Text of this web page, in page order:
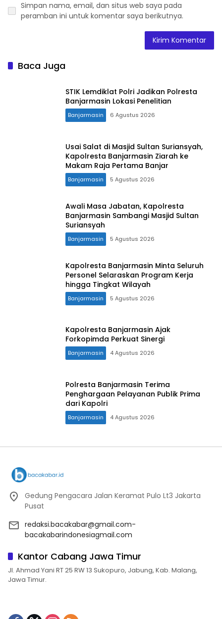
Simpan nama, email, dan situs web saya pada
peramban ini untuk komentar saya berikutnya.
Baca Juga
STIK Lemdiklat Polri Jadikan Polresta
Banjarmasin Lokasi Penelitian
Banjarmasin 6 Agustus 2026
Usai Salat di Masjid Sultan Suriansyah,
Kapolresta Banjarmasin Ziarah ke
Makam Raja Pertama Banjar
Banjarmasin 5 Agustus 2026
Awali Masa Jabatan, Kapolresta
Banjarmasin Sambangi Masjid Sultan
Suriansyah
Banjarmasin 5 Agustus 2026
Kapolresta Banjarmasin Minta Seluruh
Personel Selaraskan Program Kerja
hingga Tingkat Wilayah
Banjarmasin 5 Agustus 2026
Kapolresta Banjarmasin Ajak
Forkopimda Perkuat Sinergi
Banjarmasin 4 Agustus 2026
Polresta Banjarmasin Terima
Penghargaan Pelayanan Publik Prima
dari Kapolri
Banjarmasin 4 Agustus 2026
Gedung Pengacara Jalan Keramat Pulo Lt3 Jakarta
Pusat
redaksi.bacakabar@gmail.com-
bacakabarindonesiagmail.com
Kantor Cabang Jawa Timur
Jl. Ahmad Yani RT 25 RW 13 Sukopuro, Jabung, Kab. Malang,
Jawa Timur.